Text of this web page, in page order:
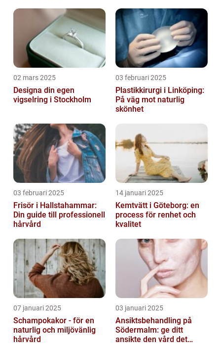
02 mars 2025
Designa din egen
vigselring i Stockholm
03 februari 2025
Plastikkirurgi i Linköping:
På väg mot naturlig
skönhet
03 februari 2025
Frisör i Hallstahammar:
Din guide till professionell
hårvård
14 januari 2025
Kemtvätt i Göteborg: en
process för renhet och
kvalitet
07 januari 2025
Schampokakor - för en
naturlig och miljövänlig
hårvård
03 januari 2025
Ansiktsbehandling på
Södermalm: ge ditt
ansikte den vård det